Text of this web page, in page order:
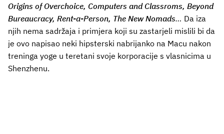
Origins of Overchoice, Computers and Classroms, Beyond
Bureaucracy, Rent-a-Person, The New Nomads… Da iza
njih nema sadržaja i primjera koji su zastarjeli mislili bi da
je ovo napisao neki hipsterski nabrijanko na Macu nakon
treninga yoge u teretani svoje korporacije s vlasnicima u
Shenzhenu.